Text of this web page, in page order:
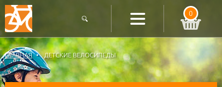
0
ГЛАВНАЯ ДЕТСКИЕ ВЕЛОСИПЕДЫ